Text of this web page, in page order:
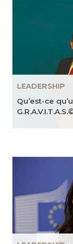
LEADERSHIP
Qu’est-ce